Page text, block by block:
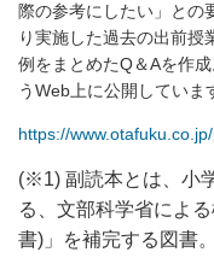
際の参考にしたい」との
り実施した過去の出前授
例をまとめたQ＆Aを作
うWeb上に公開していま
https://
(※1) 副読本とは、小
る、文部科学省によ
書)」を補完する図書。